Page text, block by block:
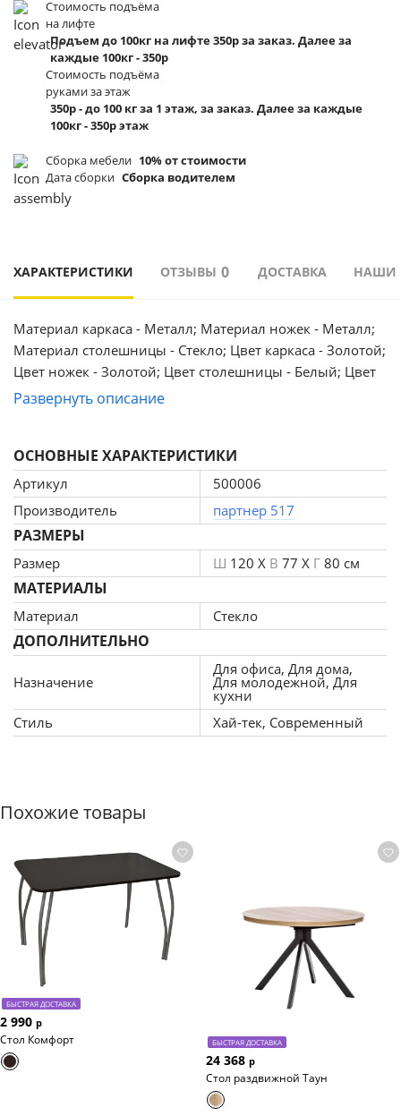
Стоимость подъёма
на лифте
Подъем до 100кг на лифте 350р за заказ. Далее за
каждые 100кг - 350р
Стоимость подъёма
руками за этаж
350р - до 100 кг за 1 этаж, за заказ. Далее за каждые
100кг - 350р этаж
Сборка мебели 10% от стоимости
Дата сборки Сборка водителем
ХАРАКТЕРИСТИКИ ОТЗЫВЫ 0 ДОСТАВКА НАШИ
Материал каркаса - Металл; Материал ножек - Металл;
Материал столешницы - Стекло; Цвет каркаса - Золотой;
Цвет ножек - Золотой; Цвет столешницы - Белый; Цвет
подстолья - Золотой; Ширина - 80; Высота - 77; Длина
Развернуть описание
ОСНОВНЫЕ ХАРАКТЕРИСТИКИ
Артикул
500006
Производитель
партнер 517
РАЗМЕРЫ
Размер Ш 120 X В 77 X Г 80 см
МАТЕРИАЛЫ
Материал Стекло
ДОПОЛНИТЕЛЬНО
Назначение
Для офиса, Для дома,
Для молодежной, Для
кухни
Стиль
Хай-тек, Современный
Похожие товары
БЫСТРАЯ ДОСТАВКА
2 990 р
Стол Комфорт БЫСТРАЯ ДОСТАВКА
24 368 р
Стол раздвижной Таун